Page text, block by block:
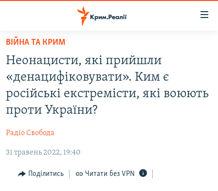
Перейти
основного
матеріалу
Перейти
до
основної
Перейти
до
ВОДА.КРИМ
ВІДЕО ТА ФОТО
ПОЛІТИКА
ПОГЛЯД
ІНТЕРВ'Ю
ВСЕ ЗА ДЕНЬ
ВІЙНА ТА КРИМ
Неонацисти, які прийшли
«денацифіковувати». Ким є
російські екстремісти, які воюють
проти України?
Радіо Свобода
31 травень 2022, 19:40
Поділитись Читати без VPN